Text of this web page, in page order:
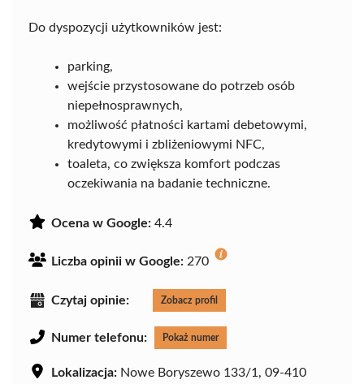
Do dyspozycji użytkowników jest:
parking,
wejście przystosowane do potrzeb osób
niepełnosprawnych,
możliwość płatności kartami debetowymi,
kredytowymi i zbliżeniowymi NFC,
toaleta, co zwiększa komfort podczas
oczekiwania na badanie techniczne.
Ocena w Google: 4.4
Liczba opinii w Google: 270
Czytaj opinie: Zobacz profil
Numer telefonu: Pokaż numer
Lokalizacja: Nowe Boryszewo 133/1, 09-410